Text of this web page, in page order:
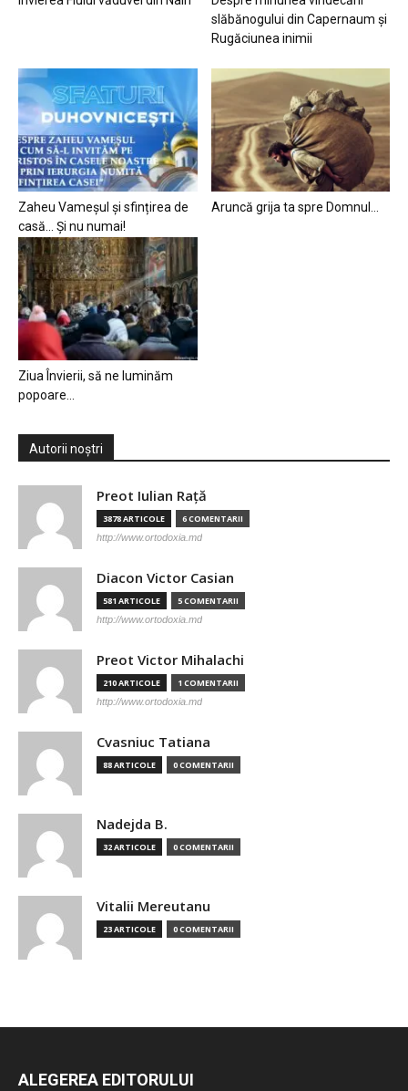
slăbănogului din Capernaum și
Rugăciunea inimii
Zaheu Vameșul și sfințirea de
casă… Și nu numai!
Aruncă grija ta spre Domnul…
Ziua Învierii, să ne luminăm
popoare…
Autorii noștri
Preot Iulian Raţă
3878 ARTICOLE 6 COMENTARII
http://www.ortodoxia.md
Diacon Victor Casian
581 ARTICOLE 5 COMENTARII
http://www.ortodoxia.md
Preot Victor Mihalachi
210 ARTICOLE 1 COMENTARII
http://www.ortodoxia.md
Cvasniuc Tatiana
88 ARTICOLE 0 COMENTARII
Nadejda B.
32 ARTICOLE 0 COMENTARII
Vitalii Mereutanu
23 ARTICOLE 0 COMENTARII
ALEGEREA EDITORULUI